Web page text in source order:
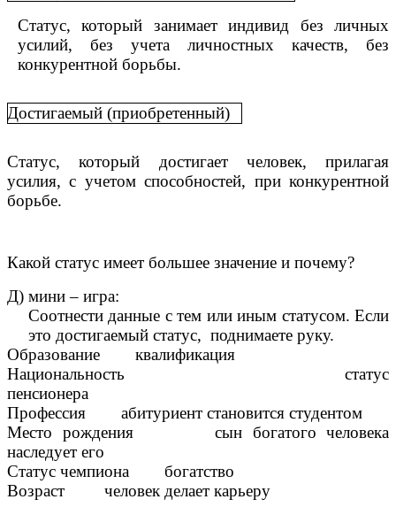
Статус, который занимает индивид без личных
усилий, без учета личностных качеств, без
конкурентной борьбы.
Достигаемый (приобретенный)
Статус, который достигает человек, прилагая
усилия, с учетом способностей, при конкурентной
борьбе.
Какой статус имеет большее значение и почему?
Д) мини – игра:
Соотнести данные с тем или иным статусом. Если
это достигаемый статус, поднимаете руку.
Образование квалификация
Национальность статус
пенсионера
Профессия абитуриент становится студентом
Место рождения сын богатого человека
наследует его
Статус чемпиона богатство
Возраст человек делает карьеру